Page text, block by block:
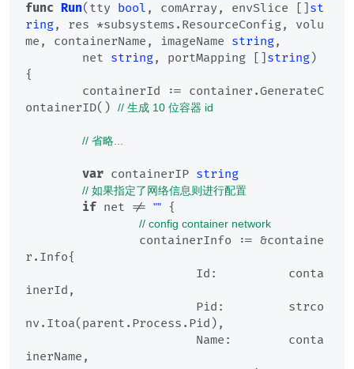
func Run(tty bool , comArray, envSlice [] st
ring, res *subsystems.ResourceConfig, volu
me, containerName, imageName string,
	net
string, portMapping [] string)
{
ontainerID() // 生成 10 位容器 id
// 省略...
var containerIP string
// 如果指定了网络信息则进行配置
if net != "" {
// config container network
r.Info{
inerId,
nv.Itoa(parent.Process.Pid),
inerName,